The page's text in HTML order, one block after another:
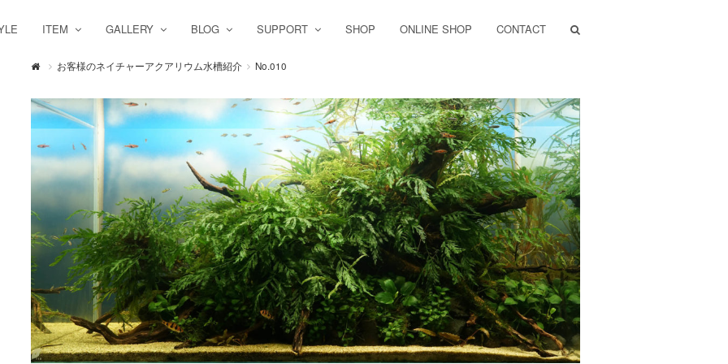
ITEM GALLERY BLOG SUPPORT SHOP ONLINE SHOP CONTACT
お客様のネイチャーアクアリウム水槽紹介 No.010